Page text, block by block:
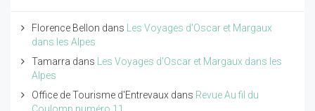
Florence Bellon dans Les Voyages d'Oscar et Margaux
dans les Alpes
Tamarra dans Les Voyages d'Oscar et Margaux dans les
Alpes
Office de Tourisme d'Entrevaux dans Revue Au fil du
Coulomp numéro 11